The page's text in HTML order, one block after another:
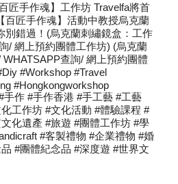
匠手作魂】工作坊 Travelfa將首
百匠手作魂】活動中教授烏克蘭
別錯過！(烏克蘭刺繡鏡盒：工作
/ 網上預約團體工作坊) (烏克蘭
查詢/ 網上預約團體
#workshop #travel
#hongkongworkshop
作 #手作香港 #手工藝 #工藝
工作坊 #文化活動 #體驗課程 #
化遺產 #旅遊 #團體工作坊 #學
#客製禮物 #企業禮物 #婚
#團體紀念品 #深度遊 #世界文